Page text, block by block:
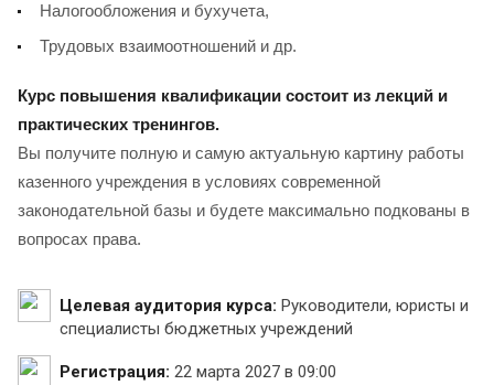
Налогообложения и бухучета,
Трудовых взаимоотношений и др.
Курс повышения квалификации состоит из лекций и
практических тренингов.
Вы получите полную и самую актуальную картину работы
казенного учреждения в условиях современной
законодательной базы и будете максимально подкованы в
вопросах права.
Целевая аудитория курса: Руководители, юристы и
специалисты бюджетных учреждений
Регистрация: 22 марта 2027 в 09:00